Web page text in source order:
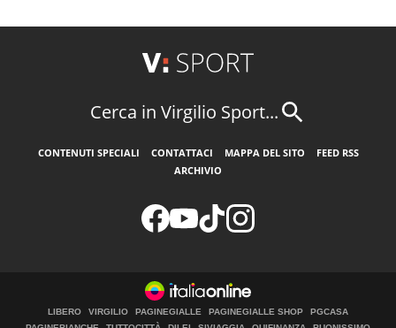
Cerca in Virgilio Sport...
CONTENUTI SPECIALI CONTATTACI MAPPA DEL SITO
FEED RSS
ARCHIVIO
LIBERO VIRGILIO PAGINEGIALLE PAGINEGIALLE SHOP
PGCASA